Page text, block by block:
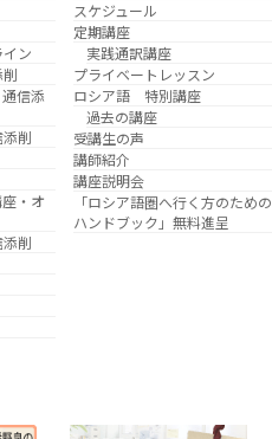
ン
信添
削
・オ
削
スケジュール
定期講座
実践通訳講座
プライベートレッスン
ロシア語 特別講座
過去の講座
受講生の声
講師紹介
講座説明会
「ロシア語圏へ行く方のための
ハンドブック」無料進呈